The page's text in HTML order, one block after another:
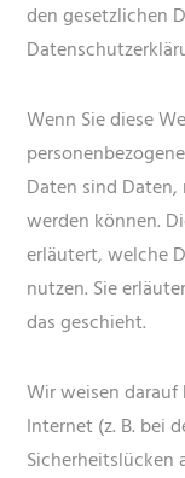
den gesetzlichen
Wenn Sie diese
Daten sind
werden können.
erläutert, welche
nutzen. Sie
das geschieht.
Wir weisen
Internet (z. B. bei
Sicherheitslücken